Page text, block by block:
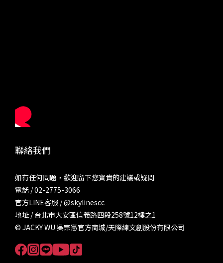
聯絡我們
如有任何問題，歡迎留下您寶貴的建議或疑問
電話 / 02-2775-3066
官方LINE客服 /@skylinescc
地址 / 台北市大安區信義路四段258號12樓之1
© JACKY WU 吳宗憲官方商城/天際線文創股份有限公司